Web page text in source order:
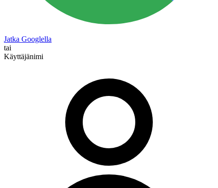
Jatka Googlella
tai
Käyttäjänimi